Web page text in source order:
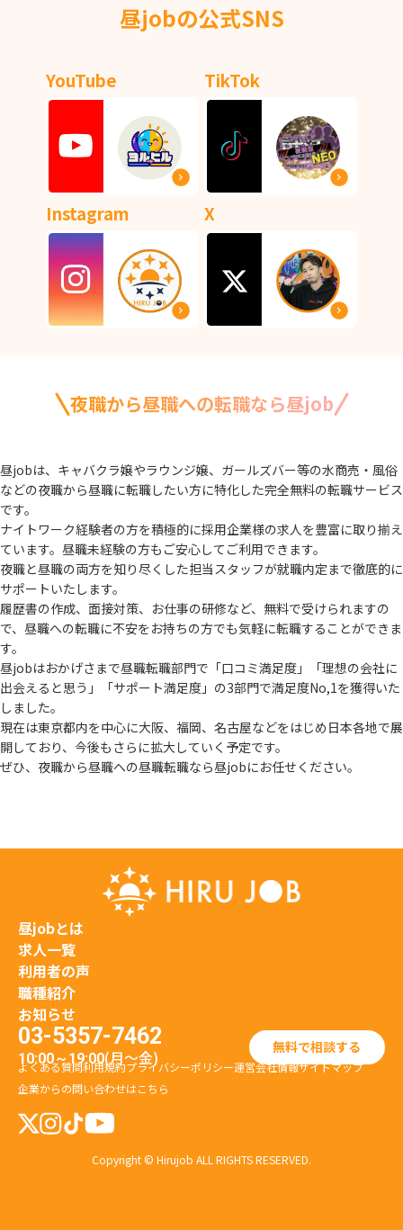
昼jobの公式SNS
YouTube TikTok
Instagram X
夜職から昼職への転職なら昼job
昼jobは、キャバクラ嬢やラウンジ嬢、ガールズバー等の水商売・風俗
などの夜職から昼職に転職したい方に特化した完全無料の転職サービス
です。
ナイトワーク経験者の方を積極的に採用企業様の求人を豊富に取り揃え
ています。 昼職未経験の方もご安心してご利用できます。
夜職と昼職の両方を知り尽くした担当スタッフが就職内定まで徹底的に
サポートいたします。
履歴書の作成、面接対策、お仕事の研修など、無料で受けられますの
で、 昼職への転職に不安をお持ちの方でも気軽に転職することができま
す。
昼jobはおかげさまで昼職転職部門で「口コミ満足度」「理想の会社に
出会えると思う」
「サポート満足度」の3部門で満足度No,1を獲得いた
しました。
現在は東京都内を中心に大阪、福岡、名古屋などをはじめ日本各地で展
開しており、 今後もさらに拡大していく予定です。
ぜひ、夜職から昼職への昼職転職なら昼jobにお任せください。
昼jobとは
求人一覧
利用者の声
職種紹介
お知らせ
03-5357-7462
10:00～19:00(月〜金) 無料で相談する
よくある質問利用規約プライバシーポリシー運営会社情報サイトマップ
企業からの問い合わせはこちら
Copyright © Hirujob ALL RIGHTS RESERVED.